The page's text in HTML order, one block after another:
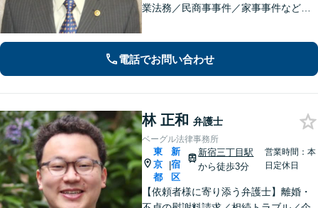
業法務／民商事事件／家事事件など、
見てきた体験がフルに生かせる分野と
電話でお問い合わせ
林 正和 弁護士
ベーグル法律事務所
東
京
都
|
新
宿
区
新宿三丁目駅
から徒歩3分
営業時間：本
日定休日
【依頼者様に寄り添う弁護士】離婚・